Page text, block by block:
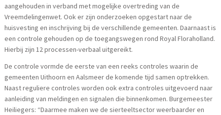
aangehouden in verband met mogelijke overtreding van de
Vreemdelingenwet. Ook er zijn onderzoeken opgestart naar de
huisvesting en inschrijving bij de verschillende gemeenten. Daarnaast is
een controle gehouden op de toegangswegen rond Royal Floraholland.
Hierbij zijn 12 processen-verbaal uitgereikt.
De controle vormde de eerste van een reeks controles waarin de
gemeenten Uithoorn en Aalsmeer de komende tijd samen optrekken.
Naast reguliere controles worden ook extra controles uitgevoerd naar
aanleiding van meldingen en signalen die binnenkomen. Burgemeester
Heiliegers: “Daarmee maken we de sierteeltsector weerbaarder en